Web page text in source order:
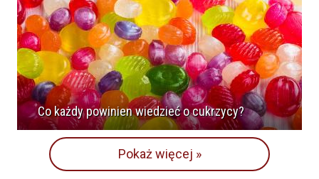
Co każdy powinien wiedzieć o cukrzycy?
Pokaż więcej »